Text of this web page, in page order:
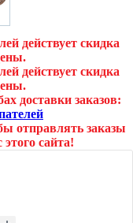
действует скидка
действует скидка
доставки заказов:
отправлять заказы
сайта!